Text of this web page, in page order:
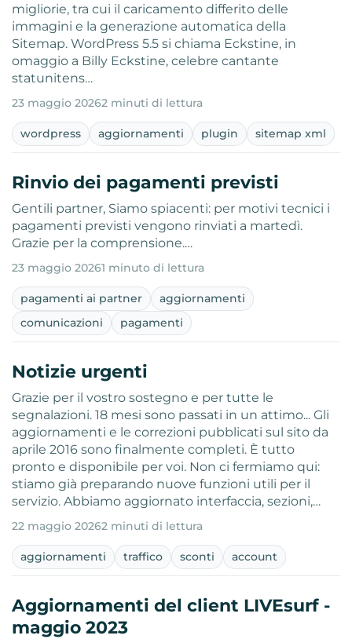
migliorie, tra cui il caricamento differito delle
immagini e la generazione automatica della
Sitemap. WordPress 5.5 si chiama Eckstine, in
omaggio a Billy Eckstine, celebre cantante
statunitens…
23 maggio 20262 minuti di lettura
wordpress aggiornamenti plugin sitemap xml
Rinvio dei pagamenti previsti
Gentili partner, Siamo spiacenti: per motivi tecnici i
pagamenti previsti vengono rinviati a martedì.
Grazie per la comprensione.…
23 maggio 20261 minuto di lettura
pagamenti ai partner
aggiornamenti
comunicazioni
pagamenti
Notizie urgenti
Grazie per il vostro sostegno e per tutte le
segnalazioni. 18 mesi sono passati in un attimo... Gli
aggiornamenti e le correzioni pubblicati sul sito da
aprile 2016 sono finalmente completi. È tutto
pronto e disponibile per voi. Non ci fermiamo qui:
stiamo già preparando nuove funzioni utili per il
servizio. Abbiamo aggiornato interfaccia, sezioni,…
22 maggio 20262 minuti di lettura
aggiornamenti traffico sconti account
Aggiornamenti del client LIVEsurf -
maggio 2023